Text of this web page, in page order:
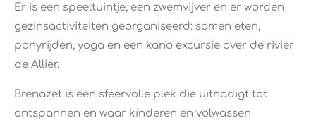
Er is een speeltuintje, een zwemvijver en er worden
gezinsactiviteiten georganiseerd: samen eten,
ponyrijden, yoga en een kano excursie over de rivier
de Allier.
Brenazet is een sfeervolle plek die uitnodigt tot
ontspannen en waar kinderen en volwassen